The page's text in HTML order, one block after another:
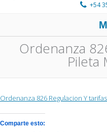
+54
Ordenanza
Pileta
Ordenanza 826 Regulacion Y
Comparte esto: